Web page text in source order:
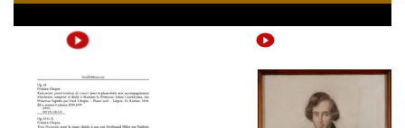
Lista chopinianów Ilustracje